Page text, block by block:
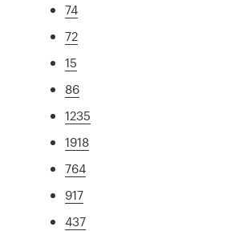
74
72
15
86
1235
1918
764
917
437